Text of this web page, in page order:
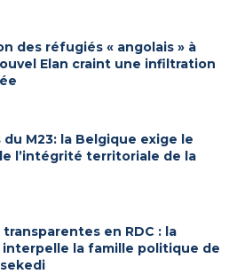
des réfugiés « angolais » à
Elan craint une infiltration
M23: la Belgique exige le
l’intégrité territoriale de la
en RDC : la
interpelle la famille politique de